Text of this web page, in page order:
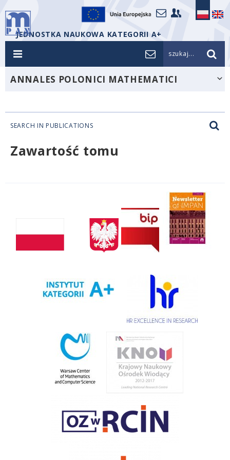
JEDNOSTKA NAUKOWA KATEGORII A+
szukaj...
ANNALES POLONICI MATHEMATICI
SEARCH IN PUBLICATIONS
Zawartość tomu